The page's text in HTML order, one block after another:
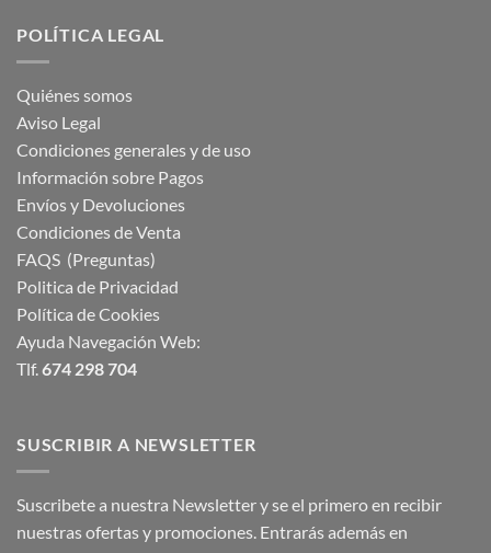
POLÍTICA LEGAL
Quiénes somos
Aviso Legal
Condiciones generales y de uso
Información sobre Pagos
Envíos y Devoluciones
Condiciones de Venta
FAQS (Preguntas)
Politica de Privacidad
Política de Cookies
Ayuda Navegación Web:
Tlf. 674 298 704
SUSCRIBIR A NEWSLETTER
Suscribete a nuestra Newsletter y se el primero en recibir
nuestras ofertas y promociones. Entrarás además en